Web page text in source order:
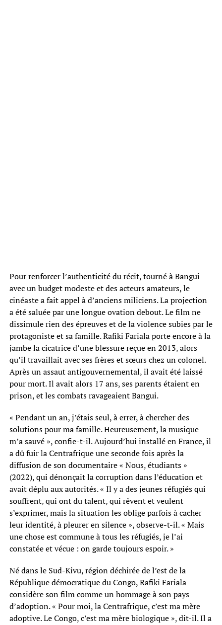
Pour renforcer l’authenticité du récit, tourné à Bangui
avec un budget modeste et des acteurs amateurs, le
cinéaste a fait appel à d’anciens miliciens. La projection
a été saluée par une longue ovation debout. Le film ne
dissimule rien des épreuves et de la violence subies par le
protagoniste et sa famille. Rafiki Fariala porte encore à la
jambe la cicatrice d’une blessure reçue en 2013, alors
qu’il travaillait avec ses frères et sœurs chez un colonel.
Après un assaut antigouvernemental, il avait été laissé
pour mort. Il avait alors 17 ans, ses parents étaient en
prison, et les combats ravageaient Bangui.
« Pendant un an, j’étais seul, à errer, à chercher des
solutions pour ma famille. Heureusement, la musique
m’a sauvé », confie-t-il. Aujourd’hui installé en France, il
a dû fuir la Centrafrique une seconde fois après la
diffusion de son documentaire « Nous, étudiants »
(2022), qui dénonçait la corruption dans l’éducation et
avait déplu aux autorités. « Il y a des jeunes réfugiés qui
souffrent, qui ont du talent, qui rêvent et veulent
s’exprimer, mais la situation les oblige parfois à cacher
leur identité, à pleurer en silence », observe-t-il. « Mais
une chose est commune à tous les réfugiés, je l’ai
constatée et vécue : on garde toujours espoir. »
Né dans le Sud-Kivu, région déchirée de l’est de la
République démocratique du Congo, Rafiki Fariala
considère son film comme un hommage à son pays
d’adoption. « Pour moi, la Centrafrique, c’est ma mère
adoptive. Le Congo, c’est ma mère biologique », dit-il. Il a